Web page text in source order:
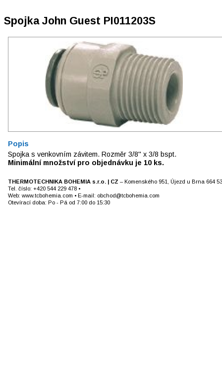
Spojka John Guest PI011203S
Popis
Spojka s venkovním závitem. Rozměr 3/8" x 3/8 bspt.
Minimální množství pro objednávku je 10 ks.
THERMOTECHNIKA BOHEMIA s.r.o. | CZ – Komenského 951, Újezd u Brna 664
Tel. číslo: +420 544 229 478 •
Web: www.tcbohemia.com • E-mail: obchod@tcbohemia.com
Otevírací doba: Po - Pá od 7:00 do 15:30